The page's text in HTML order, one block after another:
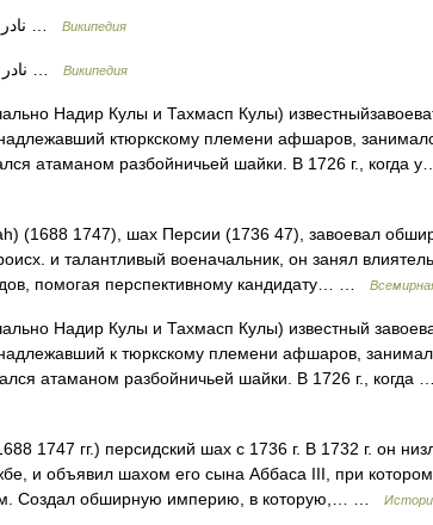
Википедия
Википедия
Надир Кулы и Тахмасп Кулы)
ктюркскому племени афшаров,
атаманом разбойничьей шайки. В 1726 г., когда
(1688 1747), шах Персии (1736 47), завоевал
и талантливый военачальник, он занял
помогая перспективному кандидату… …
Надир Кулы и Тахмасп Кулы) известный
к тюркскому племени афшаров,
атаманом разбойничьей шайки. В 1726 г., когда
1747 гг.) персидский шах с 1736 г. В 1732 г. он
и объявил шахом его сына Аббаса III, при
Создал обширную империю, в которую,… …